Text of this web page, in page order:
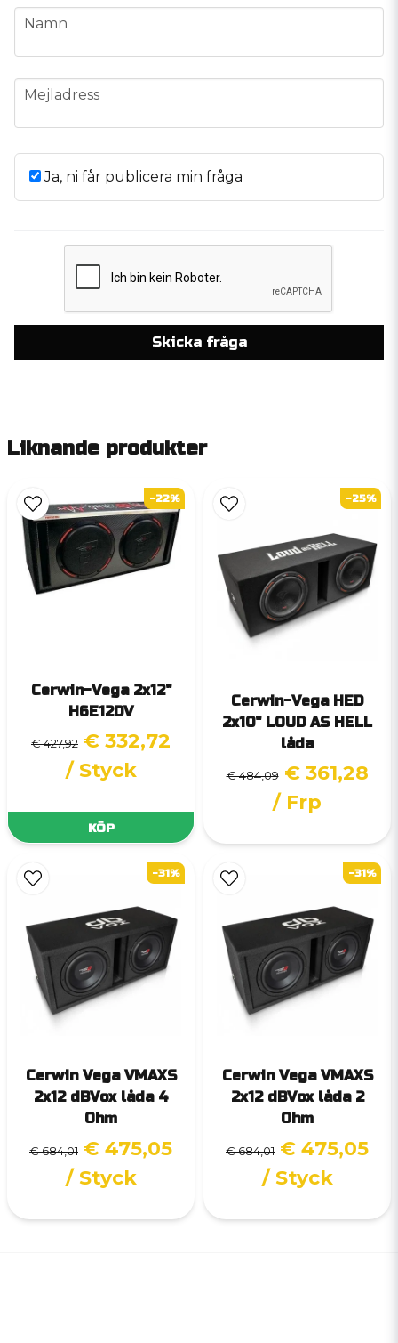
name
Namn
email
Mejladress
Ja, ni får publicera min fråga
Skicka fråga
Liknande produkter
Cerwin-Vega 2x12"
H6E12DV
€ 427,92 € 332,72
/ Styck
KÖP
-22%
Cerwin-Vega HED
2x10" LOUD AS HELL
låda
€ 484,09 € 361,28
/ Frp
-25%
Cerwin Vega VMAXS
2x12 dBVox låda 4
Ohm
€ 684,01 € 475,05
/ Styck
-31%
Cerwin Vega VMAXS
2x12 dBVox låda 2
Ohm
€ 684,01 € 475,05
/ Styck
-31%